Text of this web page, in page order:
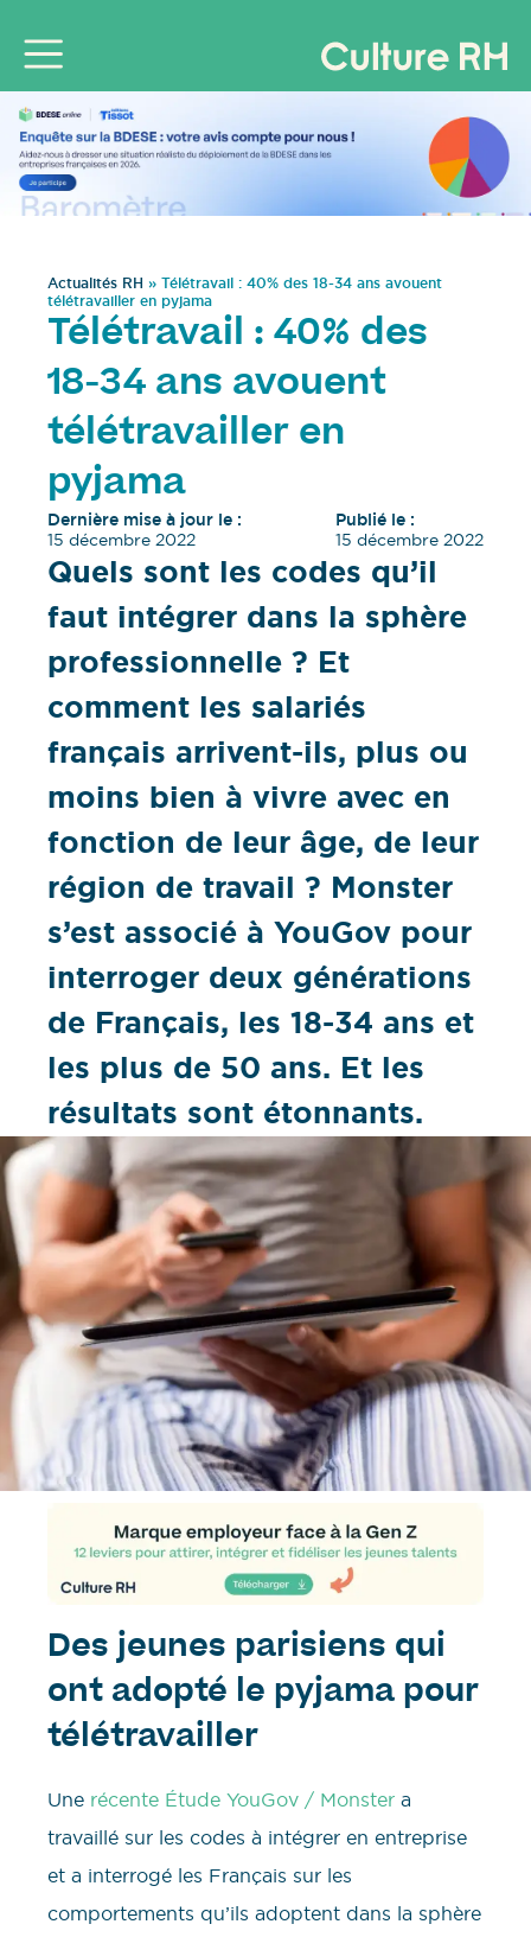
Actualités RH » Télétravail : 40% des 18-34 ans avouent
télétravailler en pyjama
Télétravail : 40% des
18-34 ans avouent
télétravailler en
pyjama
Dernière mise à jour le :
15 décembre 2022
Publié le :
15 décembre 2022
Quels sont les codes qu’il
faut intégrer dans la sphère
professionnelle ? Et
comment les salariés
français arrivent-ils, plus ou
moins bien à vivre avec en
fonction de leur âge, de leur
région de travail ? Monster
s’est associé à YouGov pour
interroger deux générations
de Français, les 18-34 ans et
les plus de 50 ans. Et les
résultats sont étonnants.
Des jeunes parisiens qui
ont adopté le pyjama pour
télétravailler
Une récente Étude YouGov / Monster a
travaillé sur les codes à intégrer en entreprise
et a interrogé les Français sur les
comportements qu’ils adoptent dans la sphère